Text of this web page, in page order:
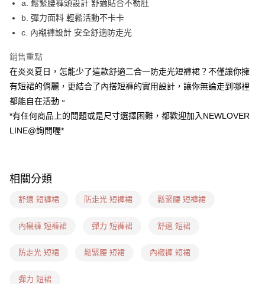
貨到付款
運送方式
貨到付款
每筆NT$60，滿NT$1,599(含以上)免運費
全家(信用卡、多元支付)
7-11(信用卡、多元支付)
每筆NT$60，滿NT$1,599(含以上)免運費
7-11隔日到貨(信用卡、多元支付)
新竹物流(信用卡、多元支付)
每筆NT$100，滿NT$1,899(含以上)免運費
a. 鬆緊腰褲頭設計 舒適貼合不勒肚
b. 彈力面料 輕鬆活動不卡卡
c. 內襯褲設計 安全舒適防走光
銷售重點
在炎炎夏日，怎能少了這款舒適二合一防走光短褲裙？不僅讓你擁
有短裙的俏麗，更結合了內搭短褲的實用設計，讓你無論走到哪裡
都能自在活動。
*有任何商品上的問題或是尺寸選擇困難，都歡迎加入NEWLOVER
LINE@詢問喔*
相關分類
舒適 短褲裙 防走光 短褲裙 鬆緊腰 短褲裙
內襯褲 短褲裙 彈力 短褲裙 舒適 短裙
防走光 短裙 鬆緊腰 短裙 內襯褲 短裙
彈力 短裙